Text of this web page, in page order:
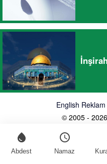
water_drop
Abdest
schedule
Namaz
English Reklam
© 2005 - 2026